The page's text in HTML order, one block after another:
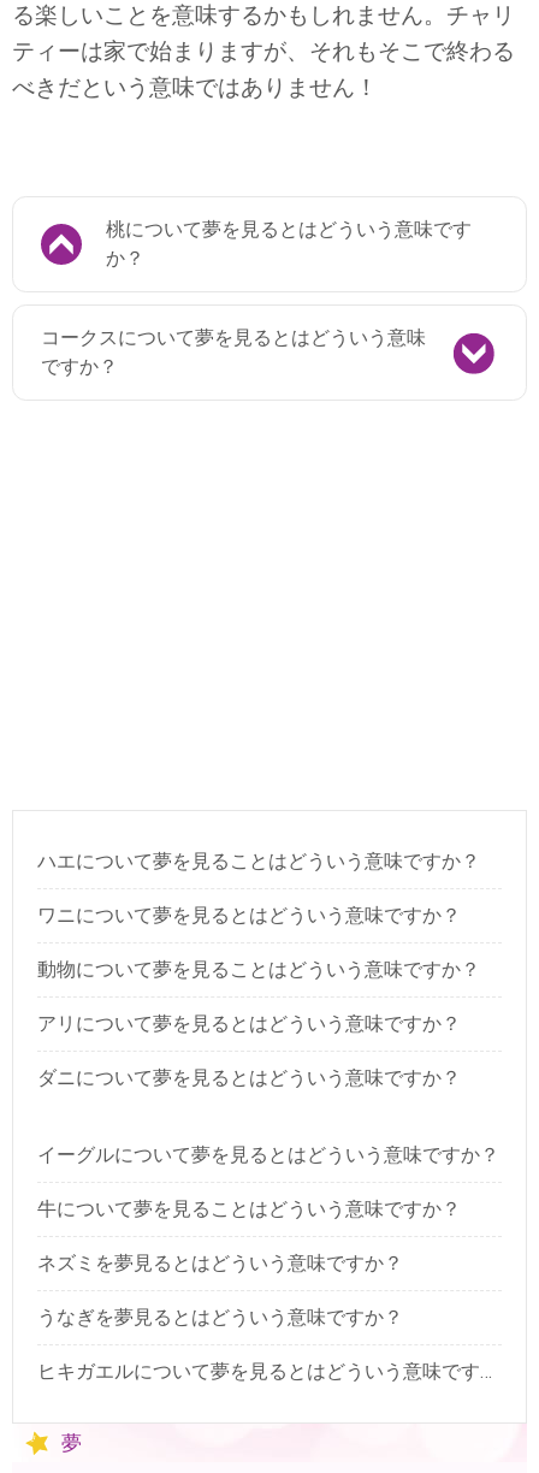
る楽しいことを意味するかもしれません。チャリ
ティーは家で始まりますが、それもそこで終わる
べきだという意味ではありません！
桃について夢を見るとはどういう意味です
か？
コークスについて夢を見るとはどういう意味
ですか？
ハエについて夢を見ることはどういう意味ですか？
ワニについて夢を見るとはどういう意味ですか？
動物について夢を見ることはどういう意味ですか？
アリについて夢を見るとはどういう意味ですか？
ダニについて夢を見るとはどういう意味ですか？
イーグルについて夢を見るとはどういう意味ですか？
牛について夢を見ることはどういう意味ですか？
ネズミを夢見るとはどういう意味ですか？
うなぎを夢見るとはどういう意味ですか？
ヒキガエルについて夢を見るとはどういう意味ですか？
夢